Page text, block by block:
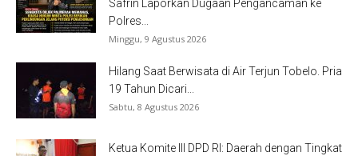
Safrin Laporkan Dugaan Pengancaman ke
Polres...
Minggu, 9 Agustus 2026
Hilang Saat Berwisata di Air Terjun Tobelo. Pria
19 Tahun Dicari...
Sabtu, 8 Agustus 2026
Ketua Komite III DPD RI: Daerah dengan Tingkat